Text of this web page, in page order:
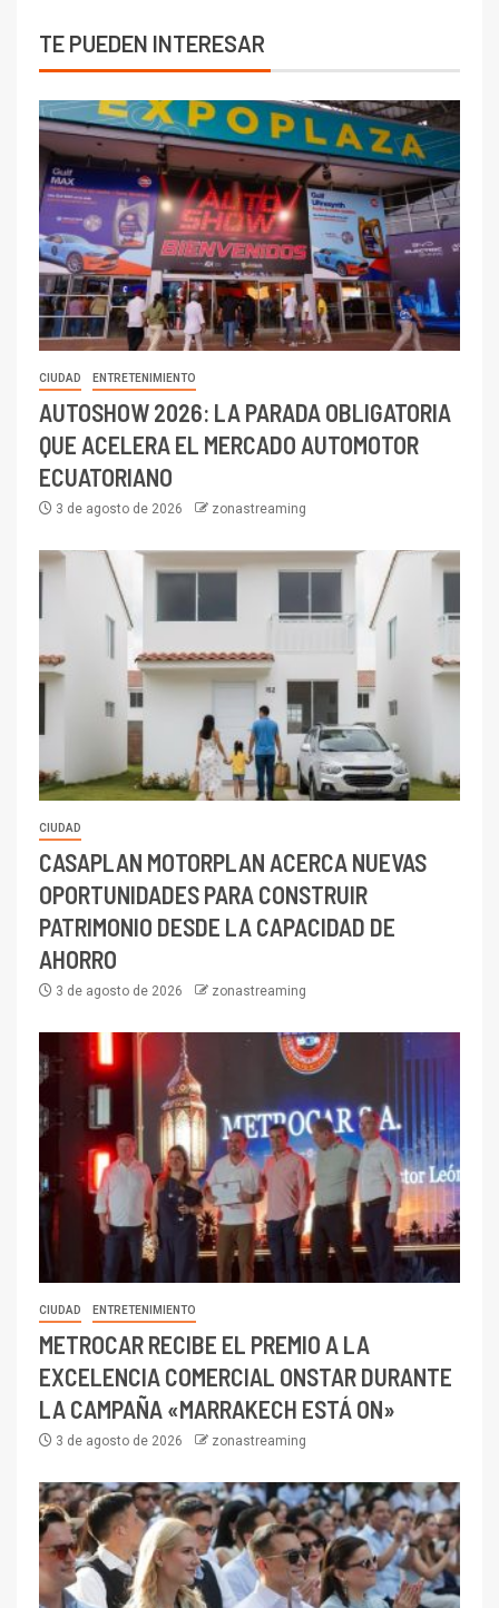
TE PUEDEN INTERESAR
CIUDAD ENTRETENIMIENTO
AUTOSHOW 2026: LA PARADA OBLIGATORIA
QUE ACELERA EL MERCADO AUTOMOTOR
ECUATORIANO
3 de agosto de 2026 zonastreaming
CIUDAD
CASAPLAN MOTORPLAN ACERCA NUEVAS
OPORTUNIDADES PARA CONSTRUIR
PATRIMONIO DESDE LA CAPACIDAD DE
AHORRO
3 de agosto de 2026 zonastreaming
CIUDAD ENTRETENIMIENTO
METROCAR RECIBE EL PREMIO A LA
EXCELENCIA COMERCIAL ONSTAR DURANTE
LA CAMPAÑA «MARRAKECH ESTÁ ON»
3 de agosto de 2026 zonastreaming